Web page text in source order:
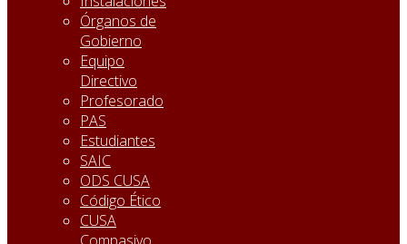
Órganos de
Gobierno
Equipo
Directivo
Profesorado
PAS
Estudiantes
SAIC
ODS CUSA
Código Ético
CUSA